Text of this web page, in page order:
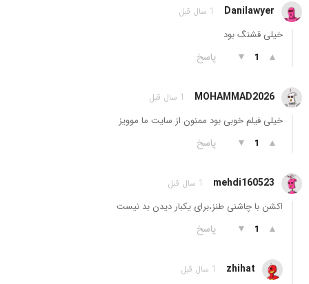
Danilawyer 1 سال قبل
خیلی قشنگ بود
▲
1
▼ پاسخ
MOHAMMAD2026 1 سال قبل
خیلی فیلم خوبی بود ممنون از سایت ما موویز
▲
1
▼ پاسخ
mehdi160523 1 سال قبل
اکشن با چاشنی طنز،برای یکبار دیدن بد نیست
▲
1
▼ پاسخ
zhihat 1 سال قبل